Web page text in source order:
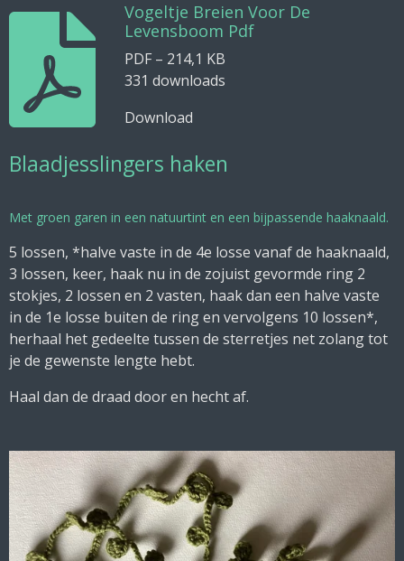
Vogeltje Breien Voor De
Levensboom Pdf
PDF – 214,1 KB
331 downloads
Download
Blaadjesslingers haken
Met groen garen in een natuurtint en een bijpassende haaknaald.
5 lossen, *halve vaste in de 4e losse vanaf de haaknaald,
3 lossen, keer, haak nu in de zojuist gevormde ring 2
stokjes, 2 lossen en 2 vasten, haak dan een halve vaste
in de 1e losse buiten de ring en vervolgens 10 lossen*,
herhaal het gedeelte tussen de sterretjes net zolang tot
je de gewenste lengte hebt.
Haal dan de draad door en hecht af.